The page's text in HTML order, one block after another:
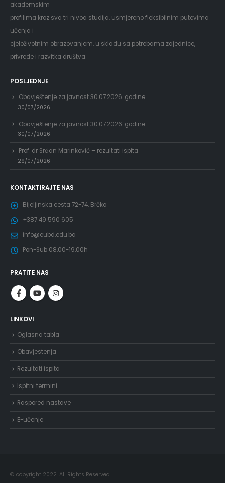
akademskim
profilima kroz sva tri nivoa studija, usmjereno fleksibilnim putevima
učenja i
cjeloživotnim obrazovanjem, u skladu sa potrebama zajednice,
privrede i razvitka društva.
POSLJEDNJE
Obavještenje za javnost 30.07.2026. godine
30/07/2026
Obavještenje za javnost 30.07.2026. godine
30/07/2026
Prof. dr Srđan Marinković – rezultati ispita
29/07/2026
KONTAKTIRAJTE NAS
Bijeljinska cesta 72-74, Brčko
+387 49 590 605
info@eubd.edu.ba
Pon-Sub 08.00-19.00h
PRATITE NAS
LINKOVI
Oglasna tabla
Obavjestenja
Rezultati ispita
Ispitni termini
Raspored nastave
E-učenje
© copyright 2022. All Rights Reserved.